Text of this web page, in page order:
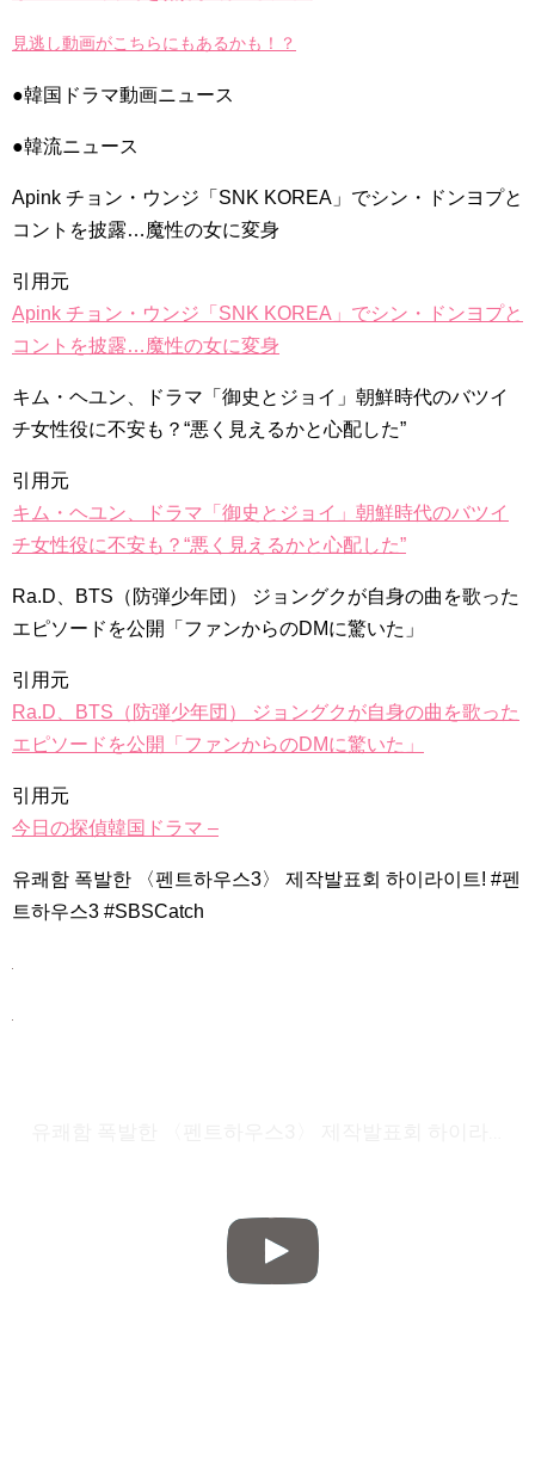
幻の王女チャミョンゴ エンディング
[Fan MV]七日の王妃(7일의 왕비)OST – 정기고 (Junggigo) – 그
리고 그려도 (Miss You In My Heart)
か」出演で話題 Big News TV
Powered by livedoor 相互RSS
見逃し動画がこちらにもあるかも！？
●韓国ドラマ動画ニュース
●韓流ニュース
Apink チョン・ウンジ「SNK KOREA」でシン・ドンヨプと
コントを披露…魔性の女に変身
引用元
Apink チョン・ウンジ「SNK KOREA」でシン・ドンヨプと
コントを披露…魔性の女に変身
キム・ヘユン、ドラマ「御史とジョイ」朝鮮時代のバツイ
チ女性役に不安も？“悪く見えるかと心配した”
引用元
キム・ヘユン、ドラマ「御史とジョイ」朝鮮時代のバツイ
チ女性役に不安も？“悪く見えるかと心配した”
Ra.D、BTS（防弾少年団） ジョングクが自身の曲を歌った
エピソードを公開「ファンからのDMに驚いた」
引用元
Ra.D、BTS（防弾少年団） ジョングクが自身の曲を歌った
エピソードを公開「ファンからのDMに驚いた」
引用元
今日の探偵韓国ドラマ –
유쾌함 폭발한 〈펜트하우스3〉 제작발표회 하이라이트! #펜
트하우스3 #SBSCatch